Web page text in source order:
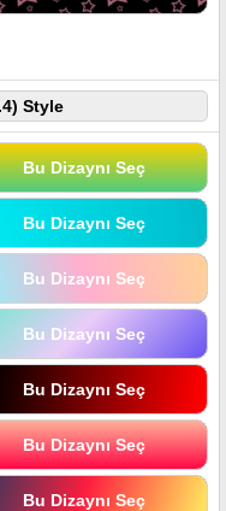
Style
Bu Dizaynı Seç
Bu Dizaynı Seç
Bu Dizaynı Seç
Bu Dizaynı Seç
Bu Dizaynı Seç
Bu Dizaynı Seç
Bu Dizaynı Seç